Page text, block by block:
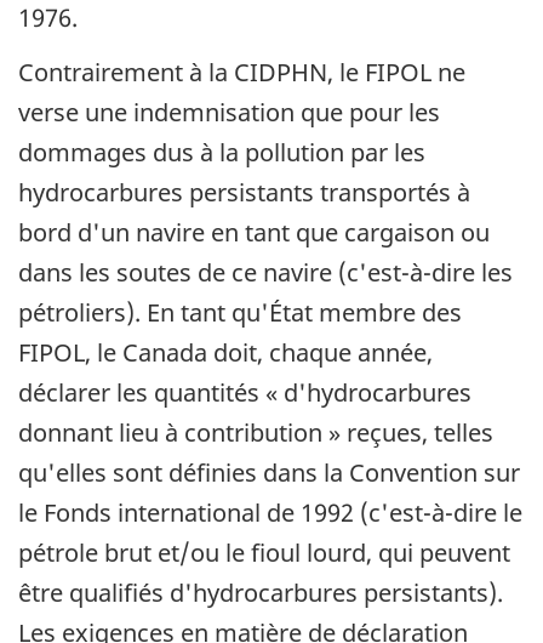
1976.
Contrairement à la CIDPHN, le FIPOL ne
verse une indemnisation que pour les
dommages dus à la pollution par les
hydrocarbures persistants transportés à
bord d'un navire en tant que cargaison ou
dans les soutes de ce navire (c'est-à-dire les
pétroliers). En tant qu'État membre des
FIPOL, le Canada doit, chaque année,
déclarer les quantités « d'hydrocarbures
donnant lieu à contribution » reçues, telles
qu'elles sont définies dans la Convention sur
le Fonds international de 1992 (c'est-à-dire le
pétrole brut et/ou le fioul lourd, qui peuvent
être qualifiés d'hydrocarbures persistants).
Les exigences en matière de déclaration